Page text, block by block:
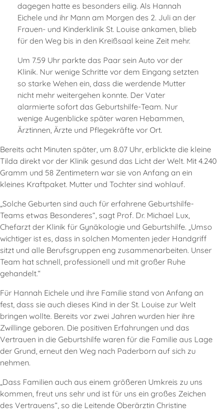
dagegen hatte es besonders eilig. Als Hannah
Eichele und ihr Mann am Morgen des 2. Juli an der
Frauen- und Kinderklinik St. Louise ankamen, blieb
für den Weg bis in den Kreißsaal keine Zeit mehr.
Um 7.59 Uhr parkte das Paar sein Auto vor der
Klinik. Nur wenige Schritte vor dem Eingang setzten
so starke Wehen ein, dass die werdende Mutter
nicht mehr weitergehen konnte. Der Vater
alarmierte sofort das Geburtshilfe-Team. Nur
wenige Augenblicke später waren Hebammen,
Ärztinnen, Ärzte und Pflegekräfte vor Ort.
Bereits acht Minuten später, um 8.07 Uhr, erblickte die kleine
Tilda direkt vor der Klinik gesund das Licht der Welt. Mit 4.240
Gramm und 58 Zentimetern war sie von Anfang an ein
kleines Kraftpaket. Mutter und Tochter sind wohlauf.
„Solche Geburten sind auch für erfahrene Geburtshilfe-
Teams etwas Besonderes“, sagt Prof. Dr. Michael Lux,
Chefarzt der Klinik für Gynäkologie und Geburtshilfe. „Umso
wichtiger ist es, dass in solchen Momenten jeder Handgriff
sitzt und alle Berufsgruppen eng zusammenarbeiten. Unser
Team hat schnell, professionell und mit großer Ruhe
gehandelt.“
Für Hannah Eichele und ihre Familie stand von Anfang an
fest, dass sie auch dieses Kind in der St. Louise zur Welt
bringen wollte. Bereits vor zwei Jahren wurden hier ihre
Zwillinge geboren. Die positiven Erfahrungen und das
Vertrauen in die Geburtshilfe waren für die Familie aus Lage
der Grund, erneut den Weg nach Paderborn auf sich zu
nehmen.
„Dass Familien auch aus einem größeren Umkreis zu uns
kommen, freut uns sehr und ist für uns ein großes Zeichen
des Vertrauens“, so die Leitende Oberärztin Christine